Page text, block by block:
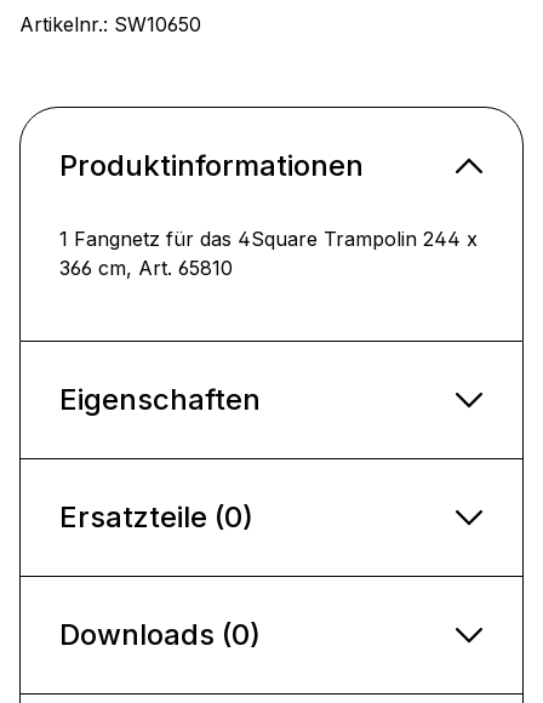
Artikelnr.: SW10650
Produktinformationen
1 Fangnetz für das 4Square Trampolin 244 x
366 cm, Art. 65810
Eigenschaften
Ersatzteile (0)
Downloads (0)